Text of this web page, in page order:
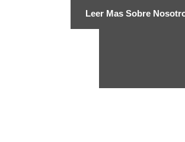
Leer Mas Sobre